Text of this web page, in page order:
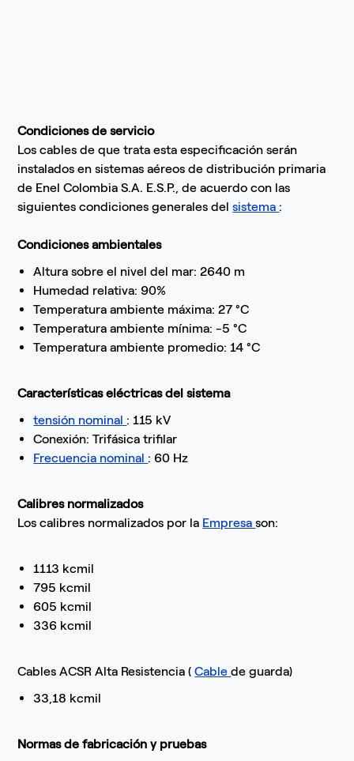
Condiciones de servicio
Los cables de que trata esta especificación serán
instalados en sistemas aéreos de distribución primaria
de Enel Colombia S.A. E.S.P., de acuerdo con las
siguientes condiciones generales delsistema :
Condiciones ambientales
Altura sobre el nivel del mar: 2640 m
Humedad relativa: 90%
Temperatura ambiente máxima: 27 °C
Temperatura ambiente mínima: -5 °C
Temperatura ambiente promedio: 14 °C
Características eléctricas del sistema
tensión nominal : 115 kV
Conexión: Trifásica trifilar
Frecuencia nominal : 60 Hz
Calibres normalizados
Los calibres normalizados por la Empresason:
1113 kcmil
795 kcmil
605 kcmil
336 kcmil
Cables ACSR Alta Resistencia (Cablede guarda)
33,18 kcmil
Normas de fabricación y pruebas